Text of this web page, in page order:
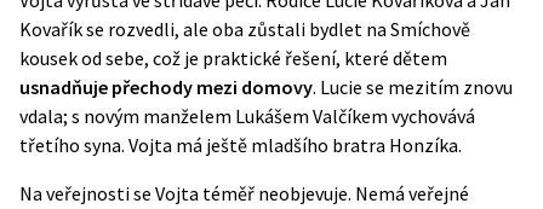
Kovařík se rozvedli, ale oba zůstali bydlet na Smíchově
kousek od sebe, což je praktické řešení, které dětem
usnadňuje přechody mezi domovy. Lucie se mezitím znovu
vdala; s novým manželem Lukášem Valčíkem vychovává
třetího syna. Vojta má ještě mladšího bratra Honzíka.
Na veřejnosti se Vojta téměř neobjevuje. Nemá veřejné